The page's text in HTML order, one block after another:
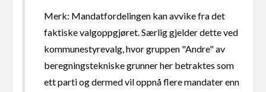
Merk: Mandatfordelingen kan avvike fra det
faktiske valgoppgjøret. Særlig gjelder dette ved
kommunestyrevalg, hvor gruppen "Andre" av
beregningstekniske grunner her betraktes som
ett parti og dermed vil oppnå flere mandater enn